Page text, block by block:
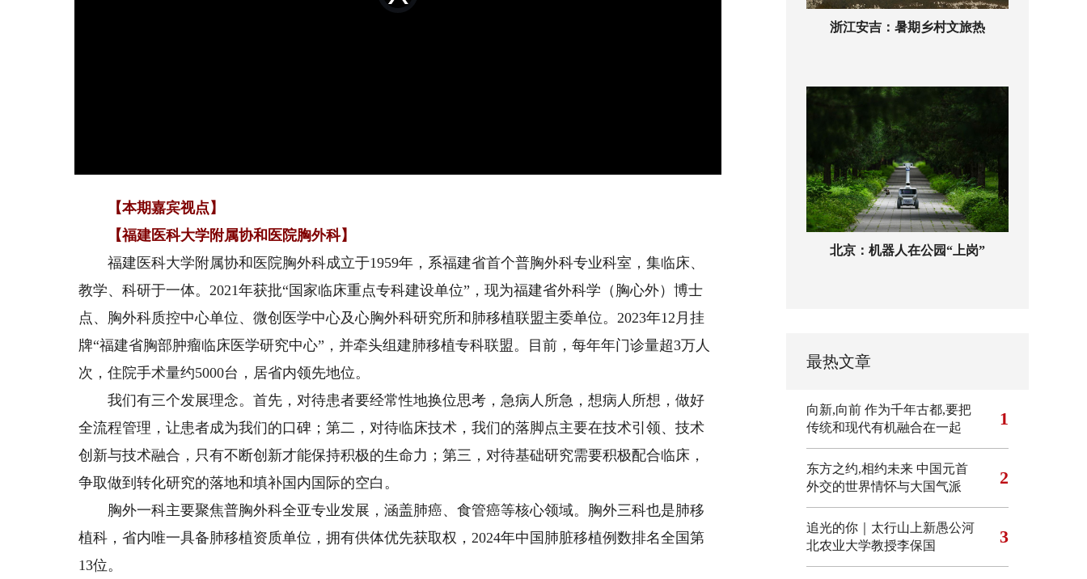
loading.
【本期嘉宾视点】
【福建医科大学附属协和医院胸外科】
福建医科大学附属协和医院胸外科成立于1959年，系福建省首个普胸外科专业科室，集临床、
教学、科研于一体。2021年获批“国家临床重点专科建设单位”，现为福建省外科学（胸心外）博士
点、胸外科质控中心单位、微创医学中心及心胸外科研究所和肺移植联盟主委单位。2023年12月挂
牌“福建省胸部肿瘤临床医学研究中心”，并牵头组建肺移植专科联盟。目前，每年年门诊量超3万人
次，住院手术量约5000台，居省内领先地位。
我们有三个发展理念。首先，对待患者要经常性地换位思考，急病人所急，想病人所想，做好
全流程管理，让患者成为我们的口碑；第二，对待临床技术，我们的落脚点主要在技术引领、技术
创新与技术融合，只有不断创新才能保持积极的生命力；第三，对待基础研究需要积极配合临床，
争取做到转化研究的落地和填补国内国际的空白。
胸外一科主要聚焦普胸外科全亚专业发展，涵盖肺癌、食管癌等核心领域。胸外三科也是肺移
植科，省内唯一具备肺移植资质单位，拥有供体优先获取权，2024年中国肺脏移植例数排名全国第
13位。
浙江安吉：暑期乡村文旅热
北京：机器人在公园“上岗”
最热文章
向新,向前 作为千年古都,要把
传统和现代有机融合在一起
1
东方之约,相约未来 中国元首
外交的世界情怀与大国气派
2
追光的你｜太行山上新愚公河
北农业大学教授李保国
3